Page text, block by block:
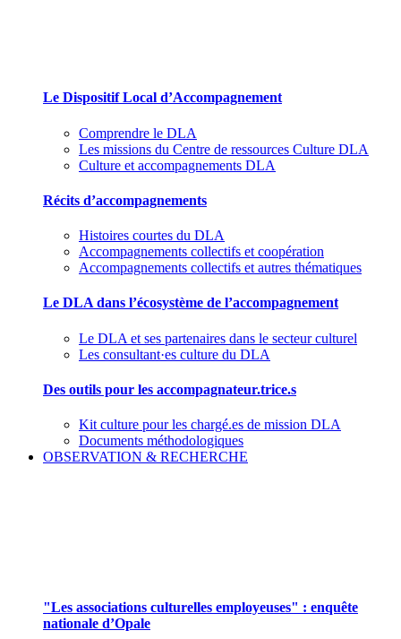
Le Dispositif Local d’Accompagnement
Comprendre le DLA
Les missions du Centre de ressources Culture DLA
Culture et accompagnements DLA
Récits d’accompagnements
Histoires courtes du DLA
Accompagnements collectifs et coopération
Accompagnements collectifs et autres thématiques
Le DLA dans l’écosystème de l’accompagnement
Le DLA et ses partenaires dans le secteur culturel
Les consultant·es culture du DLA
Des outils pour les accompagnateur.trice.s
Kit culture pour les chargé.es de mission DLA
Documents méthodologiques
OBSERVATION & RECHERCHE
"Les associations culturelles employeuses" : enquête
nationale d’Opale